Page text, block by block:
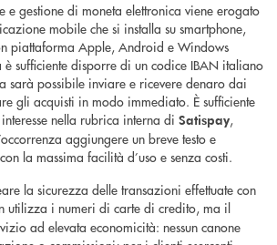
e gestione di moneta elettronica viene erogato
mobile che si installa su smartphone,
piattaforma Apple, Android e Windows
sufficiente disporre di un codice IBAN italiano
sarà possibile inviare e ricevere denaro dai
gli acquisti in modo immediato. È sufficiente
nella rubrica interna di Satispay,
aggiungere un breve testo e
la massima facilità d’uso e senza costi.
la sicurezza delle transazioni effettuate con
utilizza i numeri di carte di credito, ma il
ad elevata economicità: nessun canone